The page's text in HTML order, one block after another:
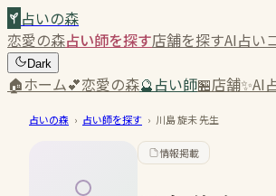
占いの森
恋愛の森占い師を探す店舗を探すAI占い
Dark
🏠ホーム💕恋愛の森🔮占い師🏪店舗✨AI
占いの森 › 占い師を探す › 川島 旋未先生
情報掲載